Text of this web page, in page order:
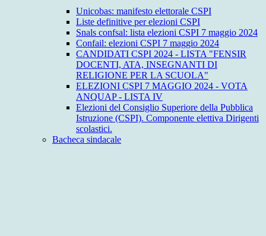
Unicobas: manifesto elettorale CSPI
Liste definitive per elezioni CSPI
Snals confsal: lista elezioni CSPI 7 maggio 2024
Confail: elezioni CSPI 7 maggio 2024
CANDIDATI CSPI 2024 - LISTA "FENSIR
DOCENTI, ATA, INSEGNANTI DI
RELIGIONE PER LA SCUOLA"
ELEZIONI CSPI 7 MAGGIO 2024 - VOTA
ANQUAP - LISTA IV
Elezioni del Consiglio Superiore della Pubblica
Istruzione (CSPI). Componente elettiva Dirigenti
scolastici.
Bacheca sindacale